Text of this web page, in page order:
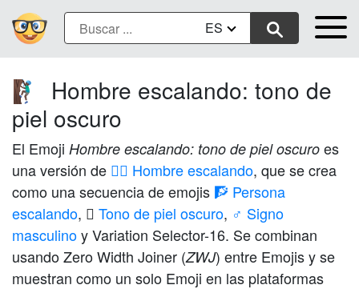
ES
🧗🏿‍♂️
Hombre escalando: tono de
piel oscuro
El Emoji Hombre escalando: tono de piel oscuro es
una versión de 🧗‍♂️ Hombre escalando, que se crea
como una secuencia de emojis 🧗 Persona
escalando, 🏿 Tono de piel oscuro, ♂️ Signo
masculinoy Variation Selector-16. Se combinan
usando Zero Width Joiner (ZWJ) entre Emojis y se
muestran como un solo Emoji en las plataformas